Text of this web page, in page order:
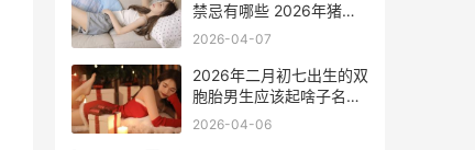
禁忌有哪些 2026年猪年
出生的宝宝是什么命
2026-04-07
2026年二月初七出生的双
胞胎男生应该起啥子名
2026年二月初七日历
2026-04-06